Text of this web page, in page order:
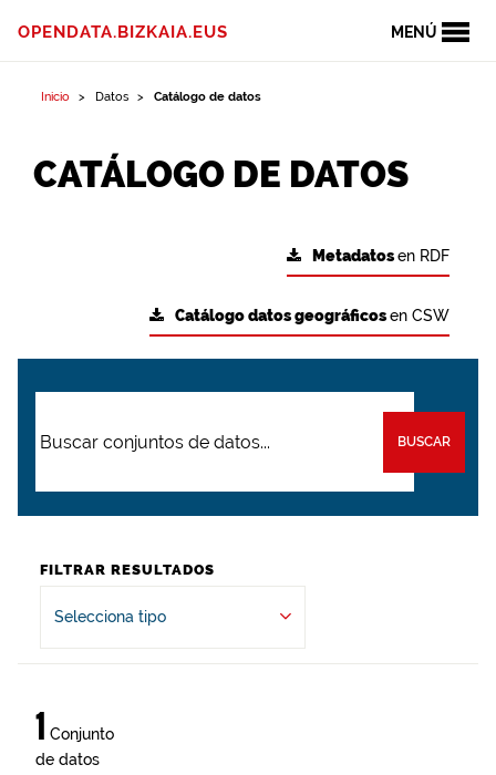
MENÚ
OPENDATA.BIZKAIA.EUS
Inicio Datos Catálogo de datos
CATÁLOGO DE DATOS
Metadatosen RDF
Catálogo datos geográficosen CSW
BUSCAR
FILTRAR RESULTADOS
Selecciona tipo
1 Conjunto
de datos